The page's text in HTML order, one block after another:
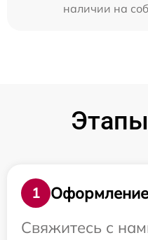
наличии на
1
Свяжитесь с